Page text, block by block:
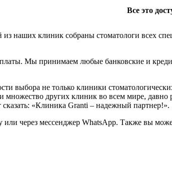
Все это
наших клиник собраны стоматологи всех
Мы принимаем любые банковские и
не только клиники
множество других клиник во всем мире,
«Клиника Granti – надежный партнер!».
через мессенджер WhatsApp. Также вы